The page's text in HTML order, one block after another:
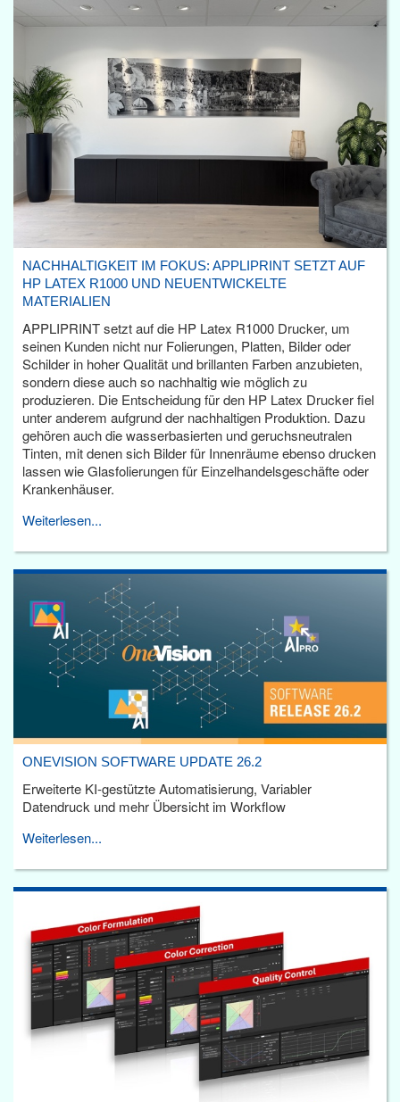
NACHHALTIGKEIT IM FOKUS: APPLIPRINT SETZT AUF
HP LATEX R1000 UND NEUENTWICKELTE
MATERIALIEN
APPLIPRINT setzt auf die HP Latex R1000 Drucker, um
seinen Kunden nicht nur Folierungen, Platten, Bilder oder
Schilder in hoher Qualität und brillanten Farben anzubieten,
sondern diese auch so nachhaltig wie möglich zu
produzieren. Die Entscheidung für den HP Latex Drucker fiel
unter anderem aufgrund der nachhaltigen Produktion. Dazu
gehören auch die wasserbasierten und geruchsneutralen
Tinten, mit denen sich Bilder für Innenräume ebenso drucken
lassen wie Glasfolierungen für Einzelhandelsgeschäfte oder
Krankenhäuser.
Weiterlesen...
ONEVISION SOFTWARE UPDATE 26.2
Erweiterte KI-gestützte Automatisierung, Variabler
Datendruck und mehr Übersicht im Workflow
Weiterlesen...